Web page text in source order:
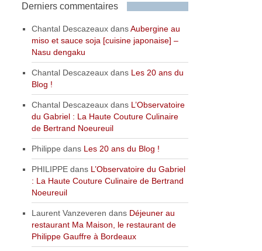
Derniers commentaires
Chantal Descazeaux dansAubergine au
miso et sauce soja [cuisine japonaise] –
Nasu dengaku
Chantal Descazeaux dans Les 20 ans du
Blog !
Chantal Descazeaux dans L’Observatoire
du Gabriel : La Haute Couture Culinaire
de Bertrand Noeureuil
Philippe dans Les 20 ans du Blog !
PHILIPPE dans L’Observatoire du Gabriel
: La Haute Couture Culinaire de Bertrand
Noeureuil
Laurent Vanzeveren dans Déjeuner au
restaurant Ma Maison, le restaurant de
Philippe Gauffre à Bordeaux